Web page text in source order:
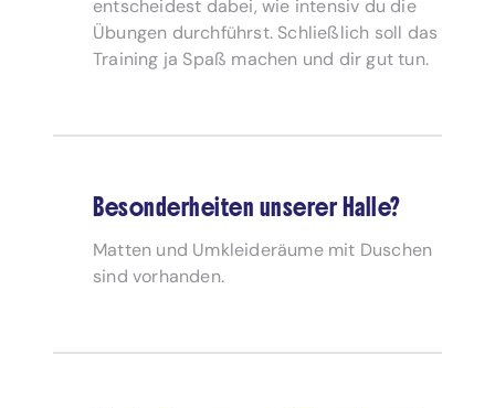
entscheidest dabei, wie intensiv du die
Übungen durchführst. Schließlich soll das
Training ja Spaß machen und dir gut tun.
Besonderheiten unserer Halle?
Matten und Umkleideräume mit Duschen
sind vorhanden.